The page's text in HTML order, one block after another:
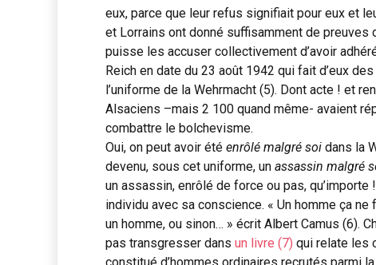
eux, parce que leur refus signifiait pour eux et
et Lorrains ont donné suffisamment de preuves
puisse les accuser collectivement d’avoir
Reich en date du 23 août 1942 qui fait d’eux
l’uniforme de la Wehrmacht (5). Dont acte ! et
Alsaciens –mais 2 100 quand même- avaient
combattre le bolchevisme.
Oui, on peut avoir été enrôlé malgré soi dans la
devenu, sous cet uniforme, un assassin malgré
un assassin, enrôlé de force ou pas,
individu avec sa conscience. « Un homme ça ne
un homme, ou sinon… » écrit Albert Camus (6).
pas transgresser dans un livre (7) qui relate les